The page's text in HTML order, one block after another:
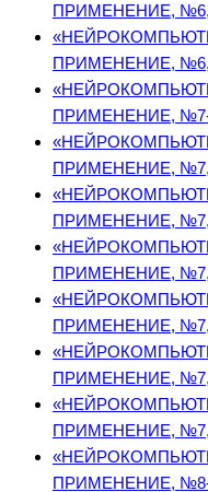
ПРИМЕНЕНИЕ, №6,
ПРИМЕНЕНИЕ, №6,
ПРИМЕНЕНИЕ, №7-
ПРИМЕНЕНИЕ, №7,
ПРИМЕНЕНИЕ, №7,
ПРИМЕНЕНИЕ, №7,
ПРИМЕНЕНИЕ, №7,
ПРИМЕНЕНИЕ, №7,
ПРИМЕНЕНИЕ, №7,
ПРИМЕНЕНИЕ, №8-